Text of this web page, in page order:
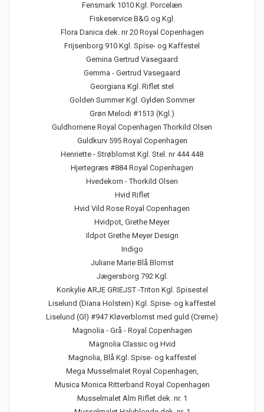
Fensmark 1010 Kgl. Porcelæn
Fiskeservice B&G og Kgl.
Flora Danica dek. nr 20 Royal Copenhagen
Frijsenborg 910 Kgl. Spise- og Kaffestel
Gemina Gertrud Vasegaard
Gemma - Gertrud Vasegaard
Georgiana Kgl. Riflet stel
Golden Summer Kgl. Gylden Sommer
Grøn Melodi #1513 (Kgl.)
Guldhornene Royal Copenhagen Thorkild Olsen
Guldkurv 595 Royal Copenhagen
Henriette - Strøblomst Kgl. Stel. nr 444 448
Hjertegræs #884 Royal Copenhagen
Hvedekorn - Thorkild Olsen
Hvid Riflet
Hvid Vild Rose Royal Copenhagen
Hvidpot, Grethe Meyer
Ildpot Grethe Meyer Design
Indigo
Juliane Marie Blå Blomst
Jægersborg 792 Kgl.
Konkylie ARJE GRIEJST -Triton Kgl. Spisestel
Liselund (Diana Holstein) Kgl. Spise- og kaffestel
Liselund (Gl) #947 Kløverblomst med guld (Creme)
Magnolia - Grå - Royal Copenhagen
Magnolia Classic og Hvid
Magnolia, Blå Kgl. Spise- og kaffestel
Mega Musselmalet Royal Copenhagen,
Musica Monica Ritterband Royal Copenhagen
Musselmalet Alm Riflet dek. nr. 1